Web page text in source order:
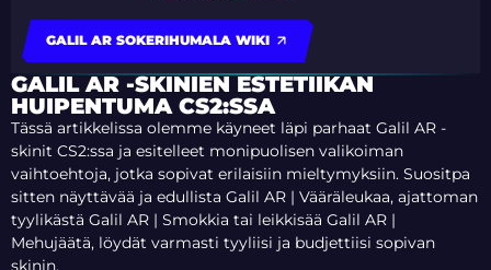
GALIL AR SOKERIHUMALA WIKI
GALIL AR -SKINIEN ESTETIIKAN
HUIPENTUMA CS2:SSA
Tässä artikkelissa olemme käyneet läpi parhaat Galil AR -
skinit CS2:ssa ja esitelleet monipuolisen valikoiman
vaihtoehtoja, jotka sopivat erilaisiin mieltymyksiin. Suositpa
sitten näyttävää ja edullista Galil AR | Vääräleukaa, ajattoman
tyylikästä Galil AR | Smokkia tai leikkisää Galil AR |
Mehujäätä, löydät varmasti tyyliisi ja budjettiisi sopivan
skinin.